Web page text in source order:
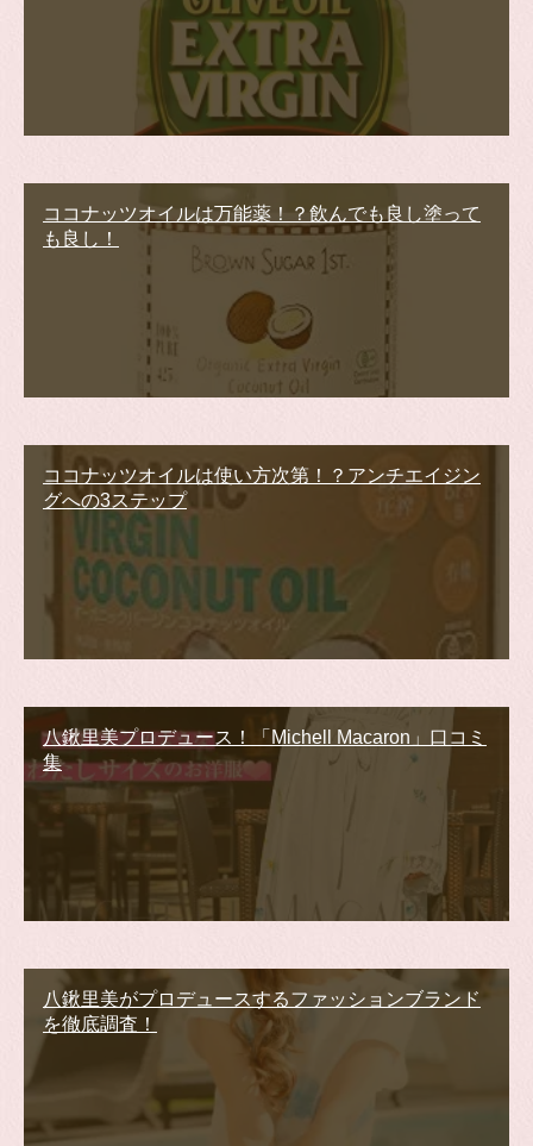
ココナッツオイルは万能薬！？飲んでも良し塗って
も良し！
ココナッツオイルは使い方次第！？アンチエイジン
グへの3ステップ
八鍬里美プロデュース！「Michell Macaron」口コミ
集
八鍬里美がプロデュースするファッションブランド
を徹底調査！